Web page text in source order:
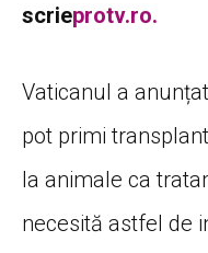
scrieprotv.ro.
Vaticanul a
pot primi
la animale ca
necesită astfel de